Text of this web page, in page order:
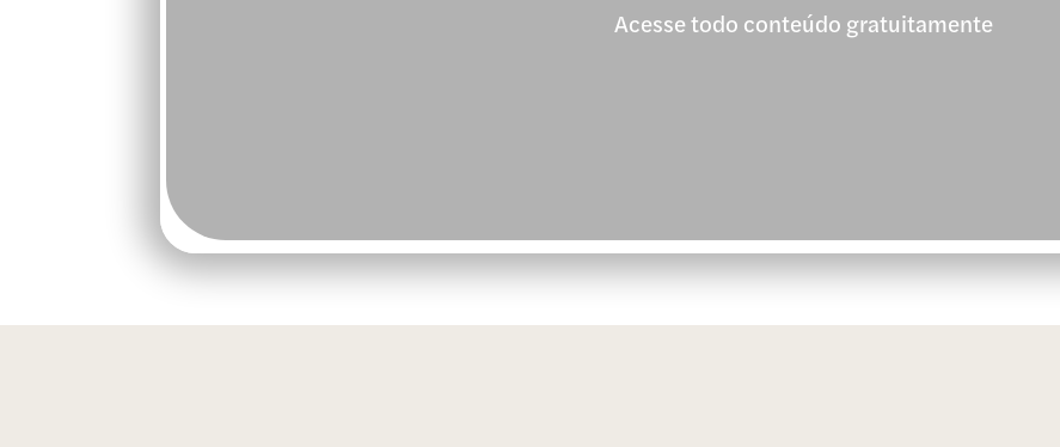
Acesse todo conteúdo gratuitamente